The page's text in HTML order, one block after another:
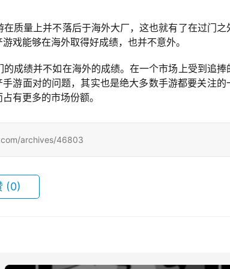
质量上并不落后于海外大厂，这也就有了在过门之
戏能够在海外取得好成绩，也并不意外。
成绩并不如在海外的成绩。在一个市场上受到追捧
游面对的问题，其实也是绝大多数手游都要关注的
有更多的市场份额。
archives/46803
(0)